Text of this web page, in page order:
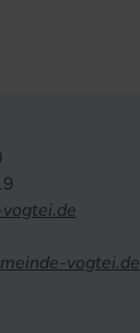
vogtei.de